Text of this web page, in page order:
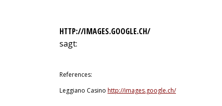
HTTP://IMAGES.GOOGLE.CH/
sagt:
References:
Leggiano Casino http://images.google.ch/